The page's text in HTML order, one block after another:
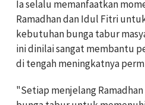
Ia selalu memanfaatkan
Ramadhan dan Idul Fitri
kebutuhan bunga tabur
ini dinilai sangat membantu
di tengah meningkatnya
"Setiap menjelang